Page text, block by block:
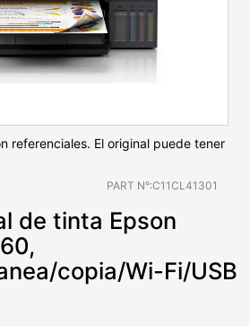
referenciales. El original puede tener
PART N°:C11CL41301
de tinta Epson
copia/Wi-Fi/USB